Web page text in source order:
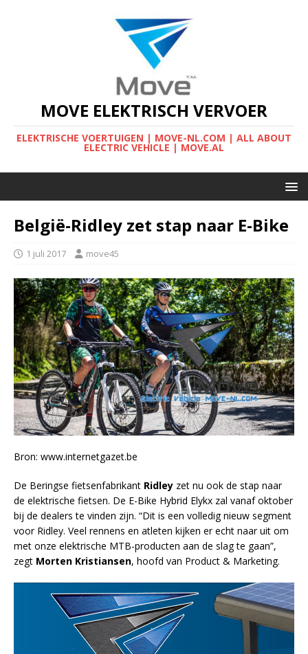
MOVE ELEKTRISCH VERVOER
ELEKTRISCHE VOERTUIGEN | MOVE-NL.COM | ALL ABOUT
ELECTRIC VEHICLE | MOVE.AL
België-Ridley zet stap naar E-Bike
1 juli 2017 move45
Bron: www.internetgazet.be
De Beringse fietsenfabrikant Ridley zet nu ook de stap naar
de elektrische fietsen. De E-Bike Hybrid Elykx zal vanaf oktober
bij de dealers te vinden zijn. “Dit is een volledig nieuw segment
voor Ridley. Veel rennens en atleten kijken er echt naar uit om
met onze elektrische MTB-producten aan de slag te gaan”,
zegt Morten Kristiansen, hoofd van Product & Marketing.